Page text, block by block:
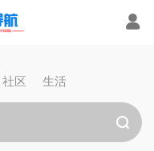
社区 生活